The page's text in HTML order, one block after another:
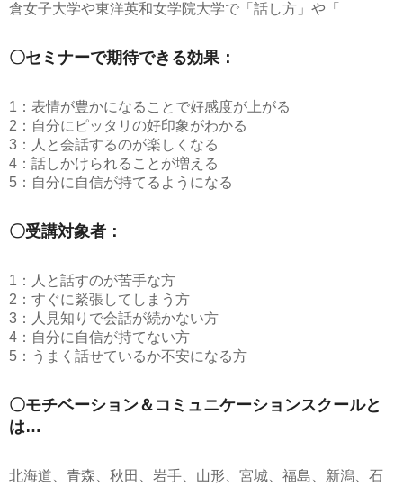
倉女子大学や東洋英和女学院大学で「話し方」や「
〇セミナーで期待できる効果：
1：表情が豊かになることで好感度が上がる
2：自分にピッタリの好印象がわかる
3：人と会話するのが楽しくなる
4：話しかけられることが増える
5：自分に自信が持てるようになる
〇受講対象者：
1：人と話すのが苦手な方
2：すぐに緊張してしまう方
3：人見知りで会話が続かない方
4：自分に自信が持てない方
5：うまく話せているか不安になる方
〇モチベーション＆コミュニケーションスクールと
は…
北海道、青森、秋田、岩手、山形、宮城、福島、新潟、石